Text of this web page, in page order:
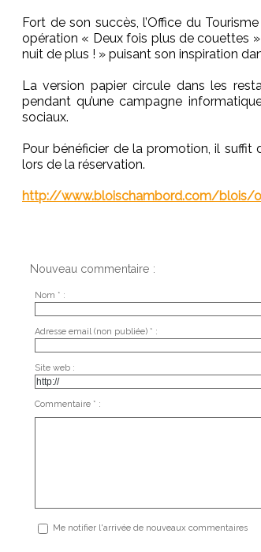
Fort de son succès, l’Office du
opération « Deux fois plus de couettes
nuit de plus ! » puisant son inspiration
La version papier circule dans les
pendant qu’une campagne
sociaux.
Pour bénéficier de la promotion, il
lors de la réservation.
http://www.bloischambord.com/blois/
Nouveau commentaire :
Nom * :
Adresse email (non publiée) * :
Site web :
Commentaire * :
Me notifier l'arrivée de nouveaux commentaires